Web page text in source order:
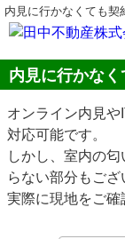
内見に行かなくても契
内見に行かなく
オンライン内見
対応可能です。
しかし、室内の
らない部分もござ
実際に現地をご確